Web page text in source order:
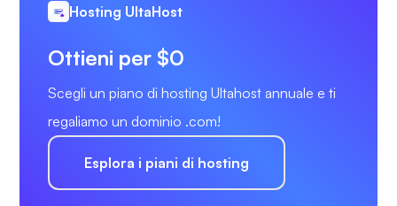
Hosting UltaHost
Ottieni per $0
Scegli un piano di hosting Ultahost annuale e ti
regaliamo un dominio .com!
Esplora i piani di hosting